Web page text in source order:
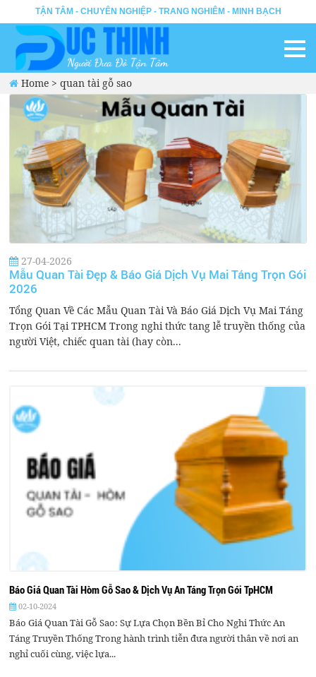
TẬN TÂM - CHUYÊN NGHIỆP - TRANG NGHIÊM - MINH BẠCH
Home >quan tài gỗ sao
27-04-2026
Mẫu Quan Tài Đẹp & Báo Giá Dịch Vụ Mai Táng Trọn Gói
2026
Tổng Quan Về Các Mẫu Quan Tài Và Báo Giá Dịch Vụ Mai Táng
Trọn Gói Tại TPHCM Trong nghi thức tang lễ truyền thống của
người Việt, chiếc quan tài (hay còn...
Báo Giá Quan Tài Hòm Gỗ Sao & Dịch Vụ An Táng Trọn Gói TpHCM
02-10-2024
Báo Giá Quan Tài Gỗ Sao: Sự Lựa Chọn Bền Bỉ Cho Nghi Thức An
Táng Truyền Thống Trong hành trình tiễn đưa người thân về nơi an
nghỉ cuối cùng, việc lựa...